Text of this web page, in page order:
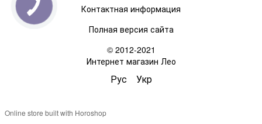
Контактная информация
Полная версия сайта
© 2012-2021
Интернет магазин Лео
Рус Укр
Online store built with Horoshop